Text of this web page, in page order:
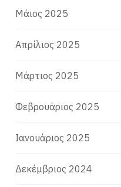
Μάιος 2025
Απρίλιος 2025
Μάρτιος 2025
Φεβρουάριος 2025
Ιανουάριος 2025
Δεκέμβριος 2024